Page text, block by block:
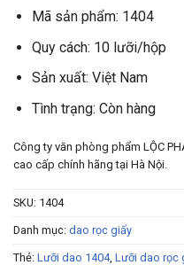
Mã sản phẩm: 1404
Quy cách: 10 lưỡi/hộp
Sản xuất: Việt Nam
Tình trạng: Còn hàng
Công ty văn phòng phẩm LỘC
cao cấp chính hãng tại Hà Nội.
SKU: 1404
Danh mục: dao rọc giấy
Thẻ: Lưỡi dao 1404, Lưỡi dao rọc